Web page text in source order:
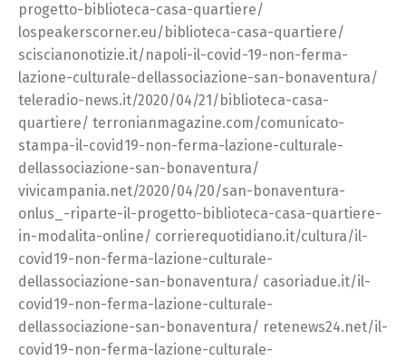
progetto-biblioteca-casa-quartiere/
lospeakerscorner.eu/biblioteca-casa-quartiere/
sciscianonotizie.it/napoli-il-covid-19-non-ferma-
lazione-culturale-dellassociazione-san-bonaventura/
teleradio-news.it/2020/04/21/biblioteca-casa-
quartiere/ terronianmagazine.com/comunicato-
stampa-il-covid19-non-ferma-lazione-culturale-
dellassociazione-san-bonaventura/
vivicampania.net/2020/04/20/san-bonaventura-
onlus_-riparte-il-progetto-biblioteca-casa-quartiere-
in-modalita-online/ corrierequotidiano.it/cultura/il-
covid19-non-ferma-lazione-culturale-
dellassociazione-san-bonaventura/ casoriadue.it/il-
covid19-non-ferma-lazione-culturale-
dellassociazione-san-bonaventura/ retenews24.net/il-
covid19-non-ferma-lazione-culturale-